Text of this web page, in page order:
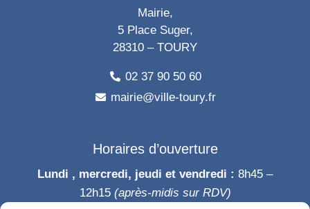
Mairie,
5 Place Suger,
28310 – TOURY
02 37 90 50 60
mairie@ville-toury.fr
Horaires d’ouverture
Lundi , mercredi, jeudi et vendredi : 8h45 –
12h15 (après-midis sur RDV)